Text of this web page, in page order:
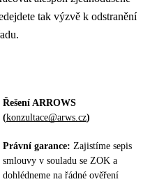
tak výzvě k odstranění
Řešení ARROWS
(konzultace@arws.cz)
Právní garance: Zajistíme sepis
smlouvy v souladu se ZOK a
dohlédneme na řádné ověření